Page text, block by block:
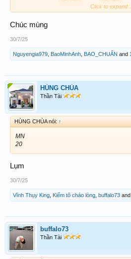
Click to expand...
Chúc mùng
30/7/25
Nguyengia979 BaoMinhAnh BAO_CHUẨN and
HÙNG CHÙA
Thần Tài
HÙNG CHÙA nói: ↑
MN
20
Lụm
30/7/25
Vĩnh Thụy King Kiếm tô cháo lòng buffalo73 and
buffalo73
Thần Tài